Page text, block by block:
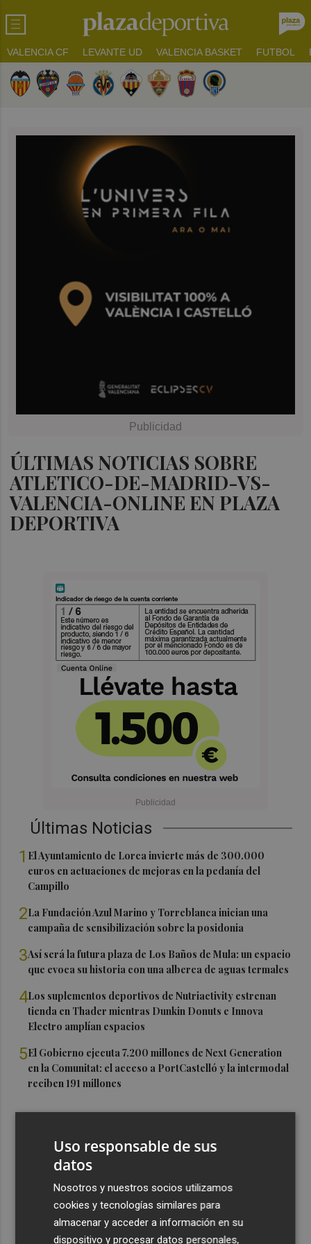
VALENCIA CF LEVANTE UD VALENCIA BASKET FUTBOL
ÚLTIMAS NOTICIAS SOBRE
ATLETICO-DE-MADRID-VS-
VALENCIA-ONLINE EN PLAZA
DEPORTIVA
Últimas Noticias
1 El Ayuntamiento de Lorca invierte más de 300.000
euros en actuaciones de mejoras en la pedanía del
Campillo
2La Fundación Azul Marino y Torreblanca inician una
campaña de sensibilización sobre la posidonia
3Así será la futura plaza de Los Baños de Mula: un espacio
que evoca su historia con una alberca de aguas termales
4Los suplementos deportivos de Nutriactivity estrenan
tienda en Thader mientras Dunkin Donuts e Innova
Electro amplían espacios
5El Gobierno ejecuta 7.200 millones de Next Generation
en la Comunitat: el acceso a PortCastelló y la intermodal
reciben 191 millones
Uso responsable de sus
datos
Nosotros y nuestros socios utilizamos
cookies y tecnologías similares para
almacenar y acceder a información en su
dispositivo y procesar datos personales,